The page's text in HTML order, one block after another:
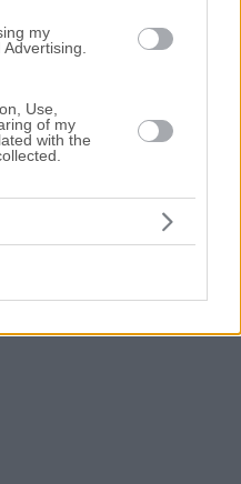
my
Use,
of my
with the
κατοικιών στην